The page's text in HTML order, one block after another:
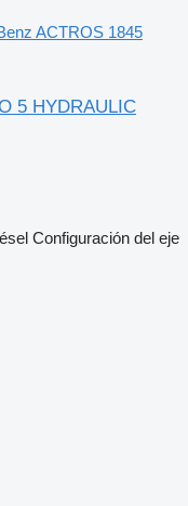
ACTROS 1845
5 HYDRAULIC
Configuración del eje